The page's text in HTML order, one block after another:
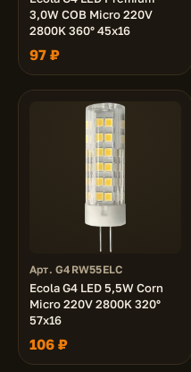
3,0W COB Micro 220V
2800K 360° 45x16
97 ₽
Арт. G4RW55ELC
Ecola G4 LED 5,5W Corn
Micro 220V 2800K 320°
57x16
106 ₽